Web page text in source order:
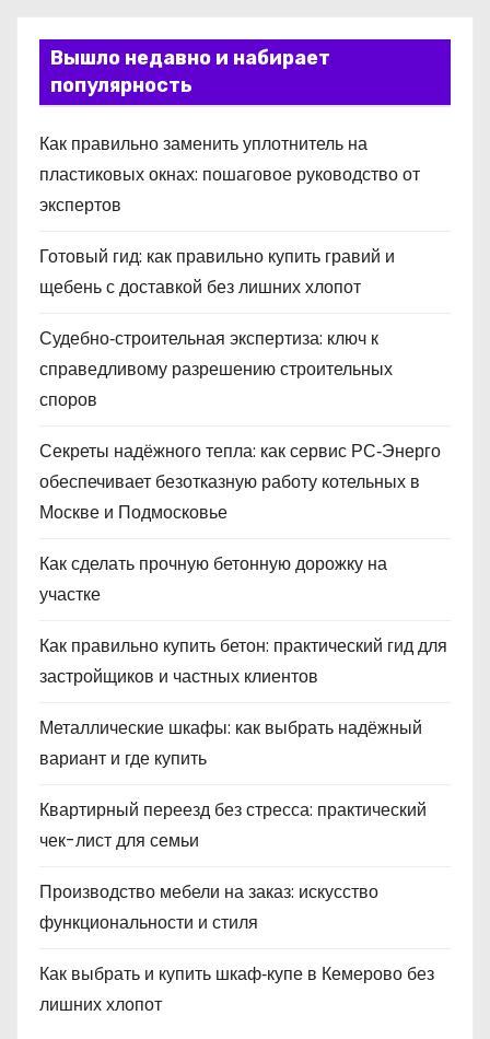
Вышло недавно и набирает
популярность
Как правильно заменить уплотнитель на
пластиковых окнах: пошаговое руководство от
экспертов
Готовый гид: как правильно купить гравий и
щебень с доставкой без лишних хлопот
Судебно‑строительная экспертиза: ключ к
справедливому разрешению строительных
споров
Секреты надёжного тепла: как сервис РС‑Энерго
обеспечивает безотказную работу котельных в
Москве и Подмосковье
Как сделать прочную бетонную дорожку на
участке
Как правильно купить бетон: практический гид для
застройщиков и частных клиентов
Металлические шкафы: как выбрать надёжный
вариант и где купить
Квартирный переезд без стресса: практический
чек-лист для семьи
Производство мебели на заказ: искусство
функциональности и стиля
Как выбрать и купить шкаф‑купе в Кемерово без
лишних хлопот